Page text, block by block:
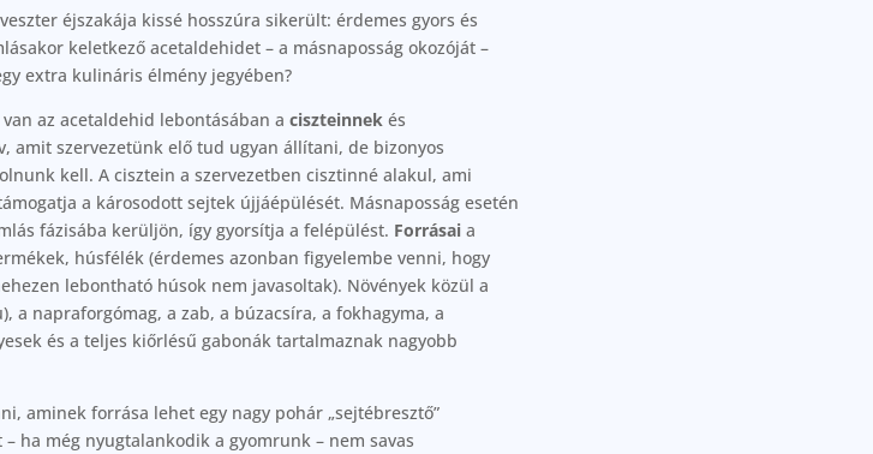
éjszakája kissé hosszúra sikerült: érdemes gyors és
keletkező acetaldehidet – a másnaposság okozóját –
extra kulináris élmény jegyében?
az acetaldehid lebontásában a ciszteinnek és
amit szervezetünk elő tud ugyan állítani, de bizonyos
kell. A cisztein a szervezetben cisztinné alakul, ami
a károsodott sejtek újjáépülését. Másnaposság esetén
fázisába kerüljön, így gyorsítja a felépülést. Forrásai a
húsfélék (érdemes azonban figyelembe venni, hogy
lebontható húsok nem javasoltak). Növények közül a
a napraforgómag, a zab, a búzacsíra, a fokhagyma, a
és a teljes kiőrlésű gabonák tartalmaznak nagyobb
aminek forrása lehet egy nagy pohár „sejtébresztő”
ha még nyugtalankodik a gyomrunk – nem savas